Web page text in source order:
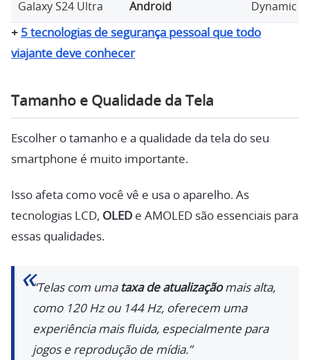
Galaxy S24 Ultra Android Dynamic
+ 5 tecnologias de segurança pessoal que todo
viajante deve conhecer
Tamanho e Qualidade da Tela
Escolher o tamanho e a qualidade da tela do seu
smartphone é muito importante.
Isso afeta como você vê e usa o aparelho. As
tecnologias LCD, OLED e AMOLED são essenciais para
essas qualidades.
“Telas com uma taxa de atualizaçãomais alta,
como 120 Hz ou 144 Hz, oferecem uma
experiência mais fluida, especialmente para
jogos e reprodução de mídia.”